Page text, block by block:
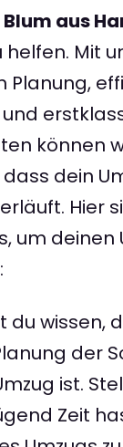
aus
helfen. Mit
Planung,
können
dein
Hier
um deinen
du wissen,
der
ist.
Zeit